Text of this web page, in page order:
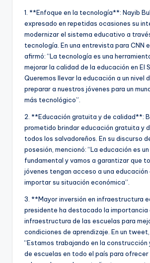
1. **Enfoque en la tecnología**: Nayib
expresado en repetidas ocasiones su
modernizar el sistema educativo a
tecnología. En una entrevista para CNN
afirmó: “La tecnología es una
mejorar la calidad de la educación en El
Queremos llevar la educación a un nivel
preparar a nuestros jóvenes para un
más tecnológico”.
2. **Educación gratuita y de calidad**:
prometido brindar educación gratuita y
todos los salvadoreños. En su discurso
posesión, mencionó: “La educación es
fundamental y vamos a garantizar que
jóvenes tengan acceso a una educación
importar su situación económica”.
3. **Mayor inversión en infraestructura
presidente ha destacado la importancia
infraestructura de las escuelas para
condiciones de aprendizaje. En un
“Estamos trabajando en la construcción
de escuelas en todo el país para ofrecer